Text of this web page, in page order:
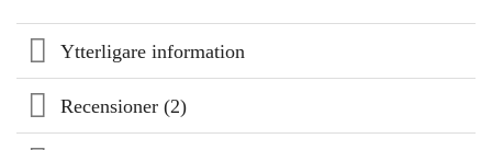
Ytterligare information
Recensioner (2)